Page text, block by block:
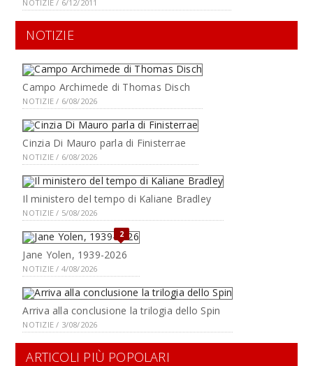
NOTIZIE / 6/12/2011
NOTIZIE
Campo Archimede di Thomas Disch
NOTIZIE / 6/08/2026
Cinzia Di Mauro parla di Finisterrae
NOTIZIE / 6/08/2026
Il ministero del tempo di Kaliane Bradley
NOTIZIE / 5/08/2026
2
Jane Yolen, 1939-2026
NOTIZIE / 4/08/2026
Arriva alla conclusione la trilogia dello Spin
NOTIZIE / 3/08/2026
ARTICOLI PIÙ POPOLARI